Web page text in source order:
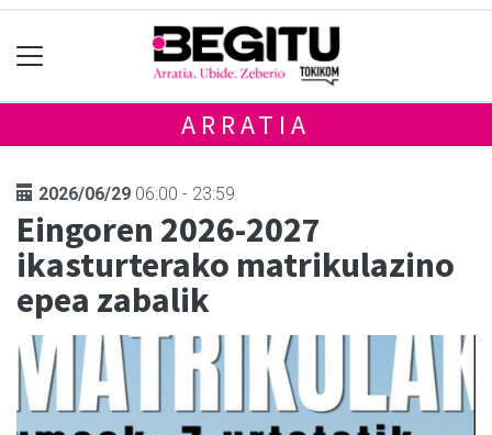
ARRATIA
2026/06/29 06:00 - 23:59
Eingoren 2026-2027
ikasturterako matrikulazino
epea zabalik